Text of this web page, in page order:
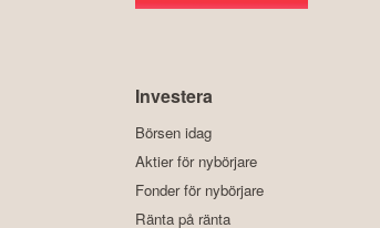
Investera
Börsen idag
Aktier för nybörjare
Fonder för nybörjare
Ränta på ränta